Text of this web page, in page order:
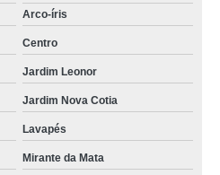
Arco-íris
Centro
Jardim Leonor
Jardim Nova Cotia
Lavapés
Mirante da Mata